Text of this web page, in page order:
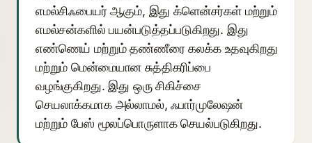
எமல்சிஃபையர் ஆகும், இது க்ளென்சர்கள் மற்றும்
எமல்சன்களில் பயன்படுத்தப்படுகிறது. இது
எண்ணெய் மற்றும் தண்ணீரை கலக்க உதவுகிறது
மற்றும் மென்மையான சுத்திகரிப்பை
வழங்குகிறது. இது ஒரு சிகிச்சை
செயலாக்கமாக அல்லாமல், ஃபார்முலேஷன்
மற்றும் பேஸ் மூலப்பொருளாக செயல்படுகிறது.